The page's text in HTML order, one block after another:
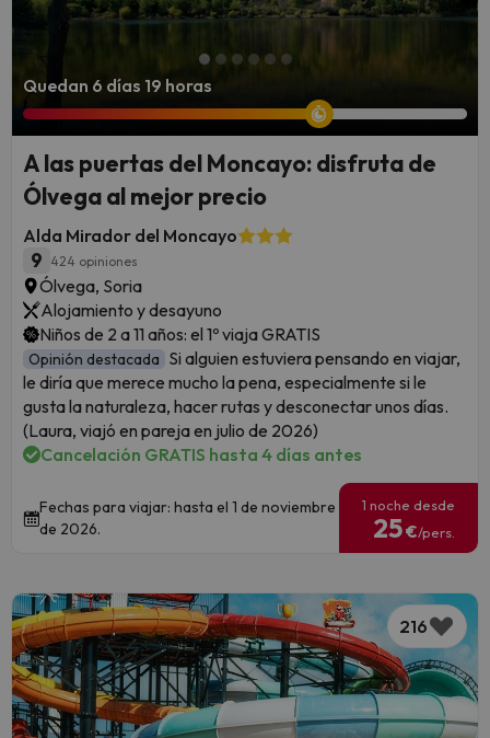
Quedan 6 días 19 horas
A las puertas del Moncayo: disfruta de
Ólvega al mejor precio
Alda Mirador del Moncayo
9 424 opiniones
Ólvega, Soria
Alojamiento y desayuno
Niños de 2 a 11 años: el 1º viaja GRATIS
Opinión destacada Si alguien estuviera pensando en viajar,
le diría que merece mucho la pena, especialmente si le
gusta la naturaleza, hacer rutas y desconectar unos días.
(Laura, viajó en pareja en julio de 2026)
Cancelación GRATIS hasta 4 días antes
Fechas para viajar: hasta el 1 de noviembre
de 2026.
1 noche desde
25€/pers.
216